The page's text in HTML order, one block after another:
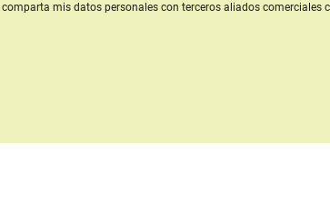
comparta mis datos personales con terceros aliados comerciales